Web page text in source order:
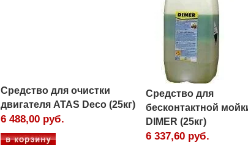
Средство для очистки
двигателя ATAS Deco (25кг)
6 488,00 руб.
Средство для
бесконтактной
DIMER (25кг)
6 337,60 руб.